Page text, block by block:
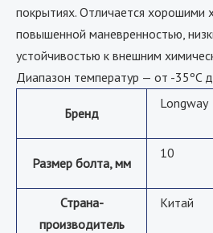
покрытиях. Отличается хорошими
повышенной маневренностью,
устойчивостью к внешним
Диапазон температур — от -35ºC
Бренд
Longway
Размер болта, мм
10
Страна-
производитель
Китай